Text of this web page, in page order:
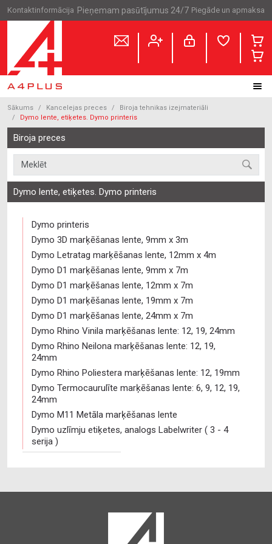
Kontaktinformācija Pieņemam pasūtījumus 24/7 Piegāde un apmaksa
Sākums Kancelejas preces
Biroja tehnikas izejmateriāli
Dymo lente, etiķetes. Dymo printeris
Biroja preces
Dymo lente, etiķetes. Dymo printeris
Dymo printeris
Dymo 3D marķēšanas lente, 9mm x 3m
Dymo Letratag marķēšanas lente, 12mm x 4m
Dymo D1 marķēšanas lente, 9mm x 7m
Dymo D1 marķēšanas lente, 12mm x 7m
Dymo D1 marķēšanas lente, 19mm x 7m
Dymo D1 marķēšanas lente, 24mm x 7m
Dymo Rhino Vinila marķēšanas lente: 12, 19, 24mm
Dymo Rhino Neilona marķēšanas lente: 12, 19,
24mm
Dymo Rhino Poliestera marķēšanas lente: 12, 19mm
Dymo Termocaurulīte marķēšanas lente: 6, 9, 12, 19,
24mm
Dymo M11 Metāla marķēšanas lente
Dymo uzlīmju etiķetes, analogs Labelwriter ( 3 - 4
serija )